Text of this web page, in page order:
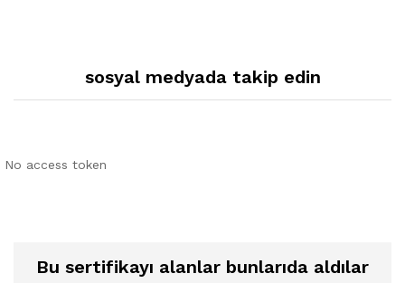
sosyal medyada takip edin
No access token
Bu sertifikayı alanlar bunlarıda aldılar